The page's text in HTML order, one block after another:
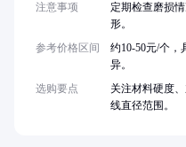
注意事项
定期检查磨损
形。
参考价格区间
约10-50元/个，
异。
选购要点
关注材料硬度
线直径范围。